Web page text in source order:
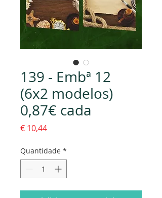
139 - Embª 12
(6x2 modelos)
0,87€ cada
€ 10,44Preço
Quantidade *